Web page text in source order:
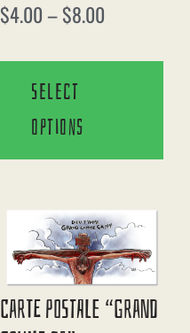
$4.00 –$8.00
Select
options
Carte Postale “Grand